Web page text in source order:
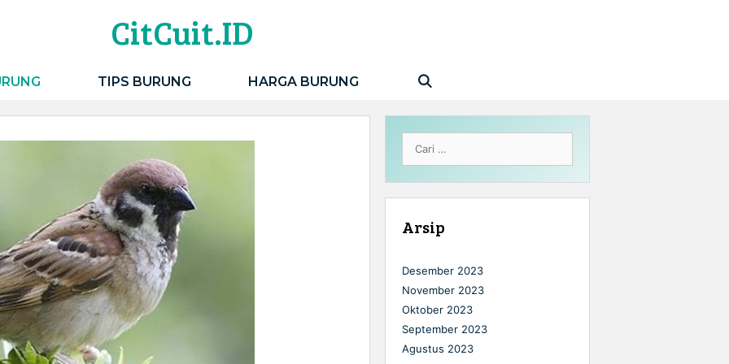
CitCuit.ID
TIPS BURUNG HARGA BURUNG
untuk:
Arsip
Desember 2023
November 2023
Oktober 2023
September 2023
Agustus 2023